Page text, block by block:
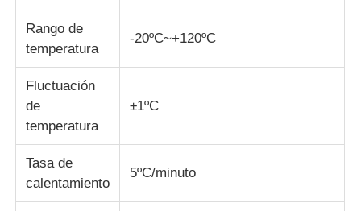
Rango de
temperatura
-20ºC~+120ºC
Fluctuación
de
temperatura
±1ºC
Tasa de
calentamiento
5ºC/minuto